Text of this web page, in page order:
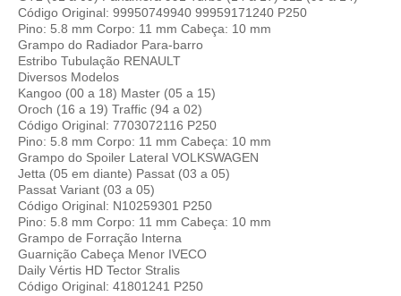
Código Original: 99950749940 99959171240 P250
Pino: 5.8 mm Corpo: 11 mm Cabeça: 10 mm
Grampo do Radiador Para-barro
Estribo Tubulação RENAULT
Diversos Modelos
Kangoo (00 a 18) Master (05 a 15)
Oroch (16 a 19) Traffic (94 a 02)
Código Original: 7703072116 P250
Pino: 5.8 mm Corpo: 11 mm Cabeça: 10 mm
Grampo do Spoiler Lateral VOLKSWAGEN
Jetta (05 em diante) Passat (03 a 05)
Passat Variant (03 a 05)
Código Original: N10259301 P250
Pino: 5.8 mm Corpo: 11 mm Cabeça: 10 mm
Grampo de Forração Interna
Guarnição Cabeça Menor IVECO
Daily Vértis HD Tector Stralis
Código Original: 41801241 P250